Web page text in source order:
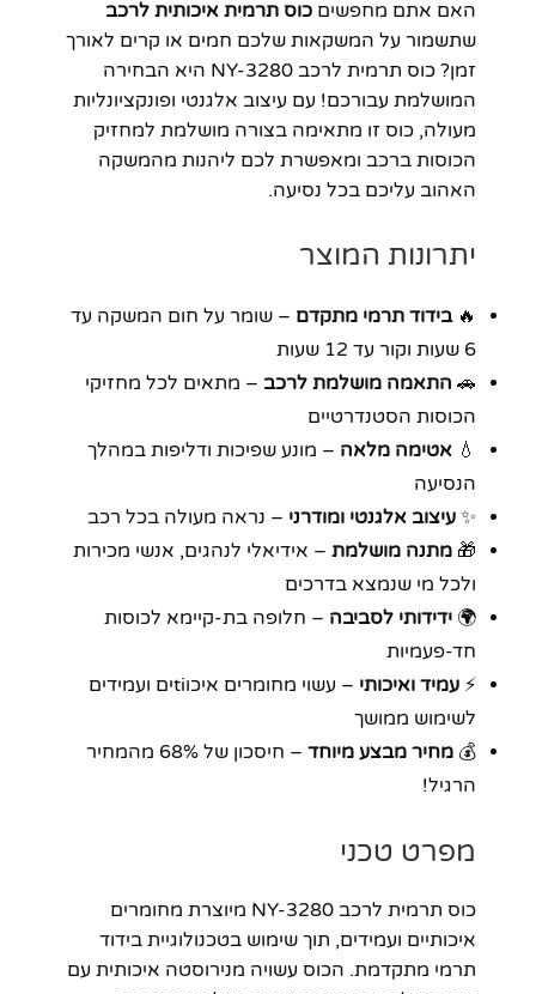
האם אתם מחפשים כוס תרמית איכותית לרכב
שתשמור על המשקאות שלכם חמים או קרים לאורך
זמן? כוס תרמית לרכב NY-3280 היא הבחירה
המושלמת עבורכם! עם עיצוב אלגנטי ופונקציונליות
מעולה, כוס זו מתאימה בצורה מושלמת למחזיק
הכוסות ברכב ומאפשרת לכם ליהנות מהמשקה
האהוב עליכם בכל נסיעה.
יתרונות המוצר
🔥בידוד תרמי מתקדם – שומר על חום המשקה עד
6 שעות וקור עד 12 שעות
🚗 התאמה מושלמת לרכב – מתאים לכל מחזיקי
הכוסות הסטנדרטיים
💧 אטימה מלאה – מונע שפיכות ודליפות במהלך
הנסיעה
✨ עיצוב אלגנטי ומודרני – נראה מעולה בכל רכב
🎁 מתנה מושלמת – אידיאלי לנהגים, אנשי מכירות
ולכל מי שנמצא בדרכים
🌍 ידידותי לסביבה – חלופה בת-קיימא לכוסות
חד-פעמיות
⚡ עמיד ואיכותי
– עשוי מחומרים איכוtiים ועמידים
לשימוש ממושך
💰 מחיר מבצע מיוחד
– חיסכון של 68% מהמחיר
הרגיל!
מפרט טכני
כוס תרמית לרכב NY-3280 מיוצרת מחומרים
איכותיים ועמידים, תוך שימוש בטכנולוגיית בידוד
תרמי מתקדמת. הכוס עשויה מנירוסטה איכותית עם